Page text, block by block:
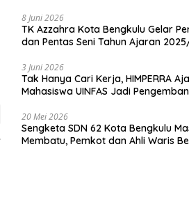
8 Juni 2026
TK Azzahra Kota Bengkulu Gelar
dan Pentas Seni Tahun Ajaran
3 Juni 2026
Tak Hanya Cari Kerja, HIMPERRA
Mahasiswa UINFAS Jadi
20 Mei 2026
Sengketa SDN 62 Kota Bengkulu
Membatu, Pemkot dan Ahli Waris